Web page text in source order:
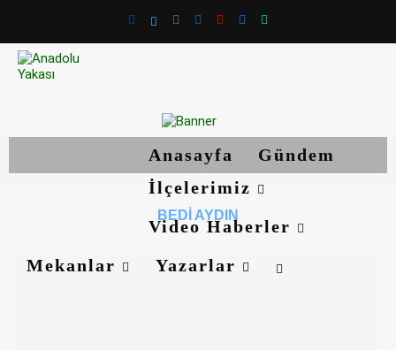
Anasayfa
Gündem
İlçelerimiz
Video Haberler
Mekanlar
Yazarlar
BEDI AYDIN